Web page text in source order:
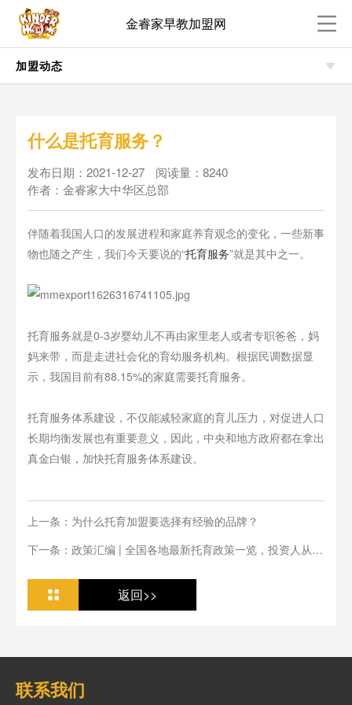
金睿家早教加盟网
加盟动态
什么是托育服务？
发布日期：2021-12-27
阅读量：8240
作者：金睿家大中华区总部
伴随着我国人口的发展进程和家庭养育观念的变化，一些新事
物也随之产生，我们今天要说的“托育服务”就是其中之一。
托育服务就是0-3岁婴幼儿不再由家里老人或者专职爸爸，妈
妈来带，而是走进社会化的育幼服务机构。根据民调数据显
示，我国目前有88.15%的家庭需要托育服务。
托育服务体系建设，不仅能减轻家庭的育儿压力，对促进人口
长期均衡发展也有重要意义，因此，中央和地方政府都在拿出
真金白银，加快托育服务体系建设。
上一条：为什么托育加盟要选择有经验的品牌？
下一条：政策汇编 | 全国各地最新托育政策一览，投资人从业
返回>>
联系我们